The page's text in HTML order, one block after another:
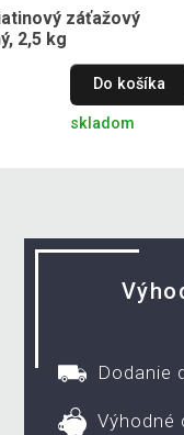
záťažový
2,5 kg
Do košíka
skladom
Dodanie
Výhodné